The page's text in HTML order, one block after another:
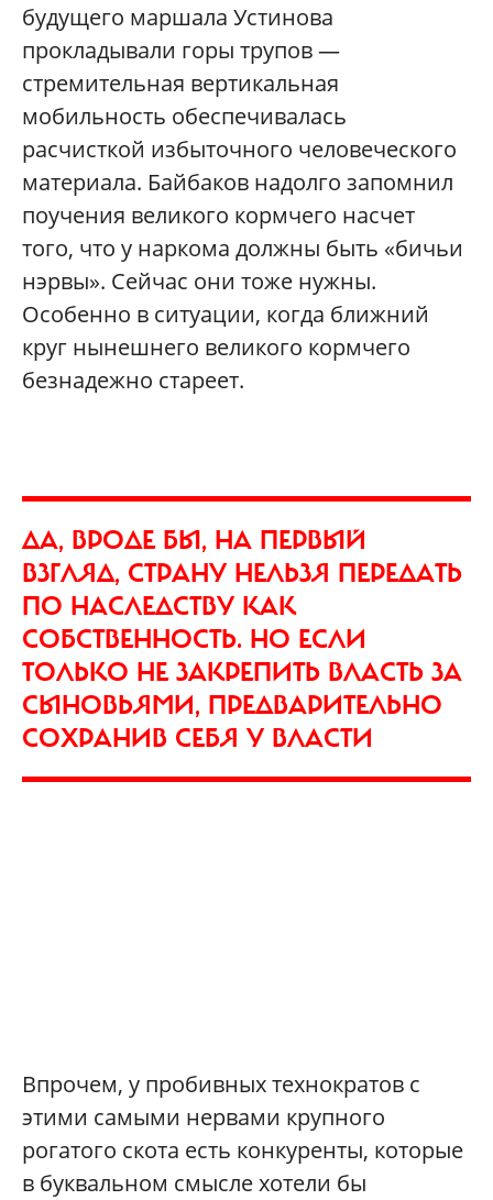
будущего маршала Устинова
прокладывали горы трупов —
стремительная вертикальная
мобильность обеспечивалась
расчисткой избыточного человеческого
материала. Байбаков надолго запомнил
поучения великого кормчего насчет
того, что у наркома должны быть «бичьи
нэрвы». Сейчас они тоже нужны.
Особенно в ситуации, когда ближний
круг нынешнего великого кормчего
безнадежно стареет.
ДА, ВРОДЕ БЫ, НА ПЕРВЫЙ
ВЗГЛЯД, СТРАНУ НЕЛЬЗЯ ПЕРЕДАТЬ
ПО НАСЛЕДСТВУ КАК
СОБСТВЕННОСТЬ. НО ЕСЛИ
ТОЛЬКО НЕ ЗАКРЕПИТЬ ВЛАСТЬ ЗА
СЫНОВЬЯМИ, ПРЕДВАРИТЕЛЬНО
СОХРАНИВ СЕБЯ У ВЛАСТИ
Впрочем, у пробивных технократов с
этими самыми нервами крупного
рогатого скота есть конкуренты, которые
в буквальном смысле хотели бы